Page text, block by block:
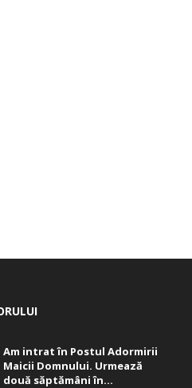
Am intrat în Postul Adormirii
Maicii Domnului. Urmează
două săptămâni în...